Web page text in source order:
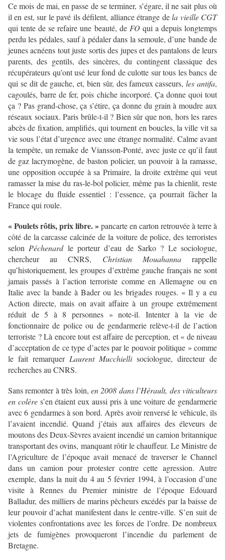
Ce mois de mai, en passe de se terminer, s’égare, il ne sait plus où
il en est, sur le pavé ils défilent, alliance étrange dela vieille CGT
qui tente de se refaire une beauté, deFO qui a depuis longtemps
perdu les pédales, sauf à pédaler dans la semoule, d’une bande de
jeunes acnéens tout juste sortis des jupes et des pantalons de leurs
parents, des gentils, des sincères, du contingent classique des
récupérateurs qu’ont usé leur fond de culotte sur tous les bancs de
qui se dit de gauche, et, bien sûr, des fameux casseurs,les antifa,
cagoulés, barre de fer, pois chiche incorporé. Ça donne quoi tout
ça ? Pas grand-chose, ça s’étire, ça donne du grain à moudre aux
réseaux sociaux. Paris brûle-t-il ? Bien sûr que non, hors les rares
abcès de fixation, amplifiés, qui tournent en boucles, la ville vit sa
vie sous l’état d’urgence avec une étrange normalité. Calme avant
la tempête, un remake de Viansson-Ponté, avec juste ce qu’il faut
de gaz lacrymogène, de baston policier, un pouvoir à la ramasse,
une opposition occupée à sa Primaire, la droite extrême qui veut
ramasser la mise du ras-le-bol policier, même pas la chienlit, reste
le blocage du fluide essentiel : l’essence, ça pourrait fâcher la
France qui roule.
« Poulets rôtis, prix libre. »pancarte en carton retrouvée à terre à
côté de la carcasse calcinée de la voiture de police, des terroristes
selon Péchenardle porteur d’eau de Sarko ? Le sociologue,
chercheur au CNRS, Christian Mouahannarappelle
qu’historiquement, les groupes d’extrême gauche français ne sont
jamais passés à l’action terroriste comme en Allemagne ou en
Italie avec la bande à Bader ou les brigades rouges. « Il y a eu
Action directe, mais on avait affaire à un groupe extrêmement
réduit de 5 à 8 personnes » note-il. Intenter à la vie de
fonctionnaire de police ou de gendarmerie relève-t-il de l’action
terroriste ? Là encore tout est affaire de perception, et « de niveau
d’acceptation de ce type d’actes par le pouvoir politique » comme
le fait remarquer Laurent Mucchielli sociologue, directeur de
recherches au CNRS.
Sans remonter à très loin, en 2008 dans l’Hérault, des viticulteurs
en colères’en étaient eux aussi pris à une voiture de gendarmerie
avec 6 gendarmes à son bord. Après avoir renversé le véhicule, ils
l’avaient incendié. Quand j’étais aux affaires des éleveurs de
moutons des Deux-Sèvres avaient incendié un camion britannique
transportant des ovins, manquant rôtir le chauffeur. Le Ministre de
l’Agriculture de l’époque avait menacé de traverser le Channel
dans un camion pour protester contre cette agression. Autre
exemple, dans la nuit du 4 au 5 février 1994, à l’occasion d’une
visite à Rennes du Premier ministre de l’époque Edouard
Balladur, des milliers de marins pêcheurs excédés par la baisse de
leur pouvoir d’achat manifestent dans le centre-ville. S’en suit de
violentes confrontations avec les forces de l’ordre. De nombreux
jets de fumigènes provoqueront l’incendie du parlement de
Bretagne.